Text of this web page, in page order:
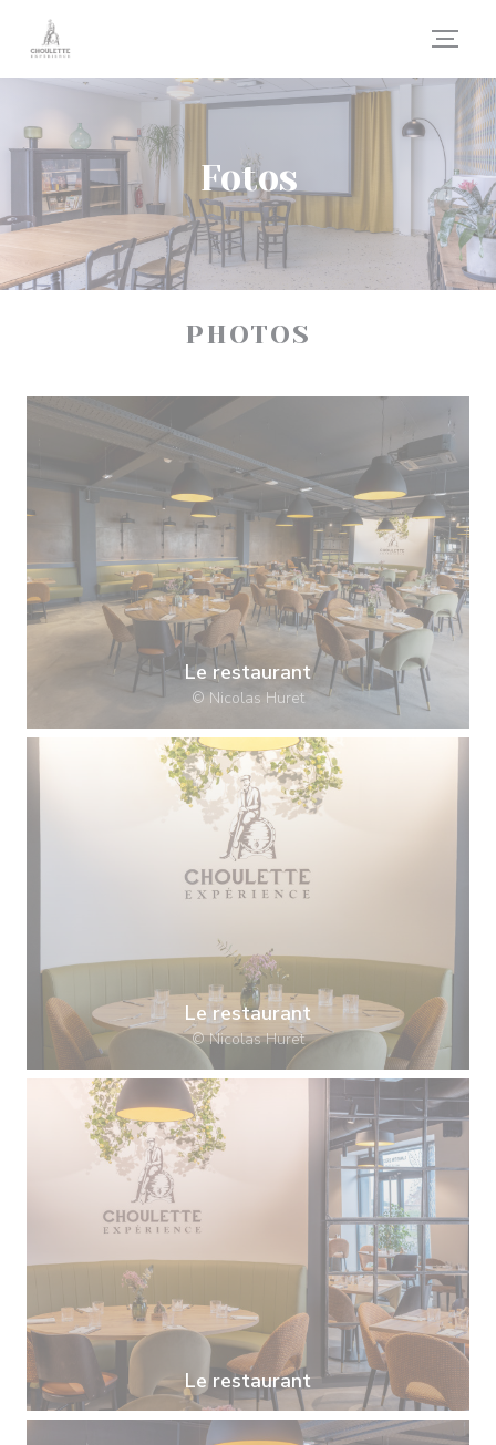
Painel de Gerenciamento de Cookies
Fotos
PHOTOS
Le restaurant
© Nicolas Huret
Le restaurant
© Nicolas Huret
Le restaurant